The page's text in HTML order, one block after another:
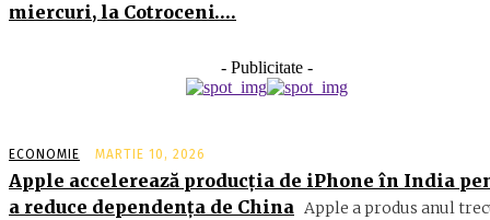
miercuri, la Cotroceni….
- Publicitate -
ECONOMIE MARTIE 10, 2026
Apple accelerează producția de iPhone în India
a reduce dependența de China Apple a produs anul